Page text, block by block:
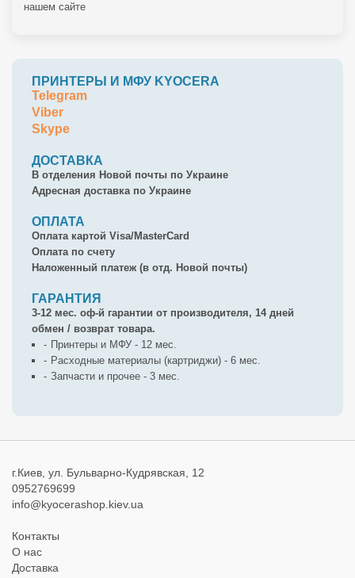
нашем сайте
ПРИНТЕРЫ И МФУ KYOCERA
Telegram
Viber
Skype
ДОСТАВКА
В отделения Новой почты по Украине
Адресная доставка по Украине
ОПЛАТА
Оплата картой Visa/MasterCard
Оплата по счету
Наложенный платеж (в отд. Новой почты)
ГАРАНТИЯ
3-12 мес. оф-й гарантии от производителя, 14 дней
обмен / возврат товара.
Принтеры и МФУ - 12 мес.
Расходные материалы (картриджи) - 6 мес.
Запчасти и прочее - 3 мес.
Контакты
О нас
Доставка
г.Киев, ул. Бульварно-Кудрявская, 12
0952769699
info@kyocerashop.kiev.ua